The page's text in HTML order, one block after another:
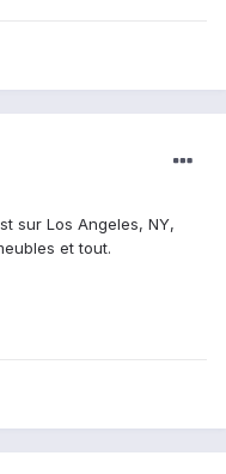
sur Los Angeles, NY,
et tout.